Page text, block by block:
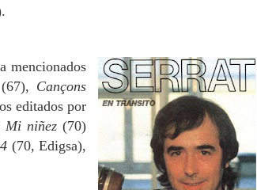
mencionados
(67), Cançons
editados por
Mi niñez(70)
(70, Edigsa),